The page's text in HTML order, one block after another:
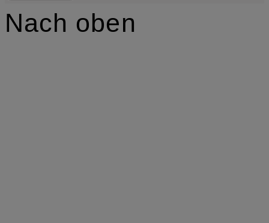
Nach oben